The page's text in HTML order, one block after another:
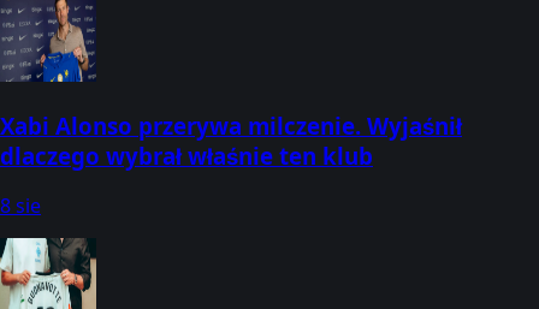
Xabi Alonso przerywa milczenie. Wyjaśnił
dlaczego wybrał właśnie ten klub
8 sie